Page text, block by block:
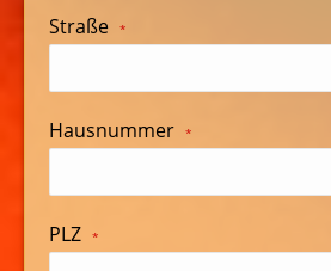
Straße *
Hausnummer *
PLZ *